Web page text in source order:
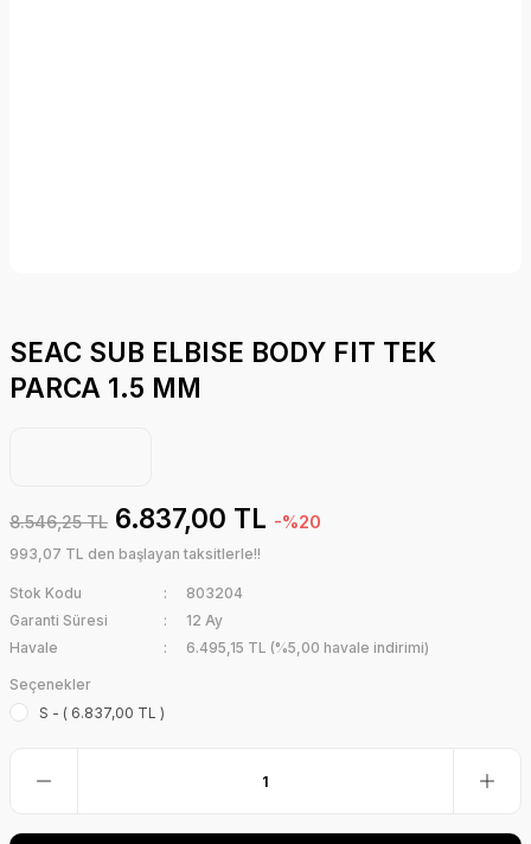
SEAC SUB ELBISE BODY FIT TEK
PARCA 1.5 MM
8.546,25 TL 6.837,00 TL -%20
993,07 TL den başlayan taksitlerle!!
Stok Kodu
803204
Garanti Süresi
12 Ay
Havale
6.495,15 TL (%5,00 havale indirimi)
Seçenekler
S - ( 6.837,00 TL )